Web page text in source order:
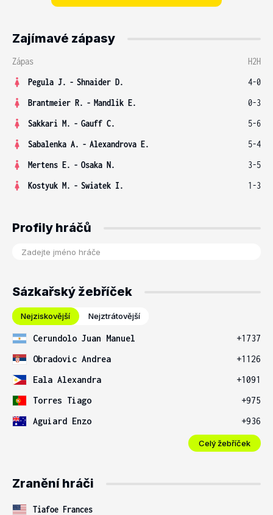
Zajímavé zápasy
Zápas
H2H
Pegula J. - Shnaider D.
4-0
Brantmeier R. - Mandlik E.
0-3
Sakkari M. - Gauff C.
5-6
Sabalenka A. - Alexandrova E.
5-4
Mertens E. - Osaka N.
3-5
Kostyuk M. - Swiatek I. 1-3
Profily hráčů
Sázkařský žebříček
Nejziskovější Nejztrátovější
Cerundolo Juan Manuel
+1737
Obradovic Andrea
+1126
Eala Alexandra
+1091
Torres Tiago
+975
Aguiard Enzo
+936
Celý žebříček
Zranění hráči
Tiafoe Frances